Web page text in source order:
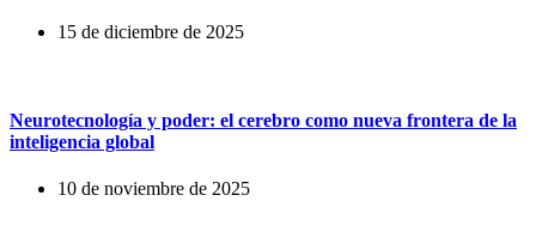
15 de diciembre de 2025
Neurotecnología y poder: el cerebro como nueva frontera de la
inteligencia global
10 de noviembre de 2025